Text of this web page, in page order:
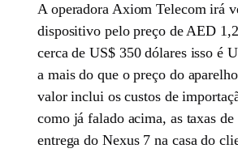
A operadora Axiom Telecom irá
dispositivo pelo preço de AED
cerca de US$ 350 dólares isso é
a mais do que o preço do
valor inclui os custos de
como já falado acima, as taxas
entrega do Nexus 7 na casa do